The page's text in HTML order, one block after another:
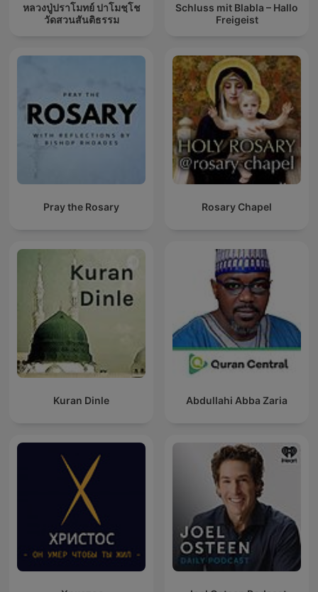
หลวงปู่ปราโมทย์ ปาโมชฺโช
วัดสวนสันติธรรม
Schluss mit Blabla – Hallo
Freigeist
Pray the Rosary Rosary Chapel
Kuran Dinle Abdullahi Abba Zaria